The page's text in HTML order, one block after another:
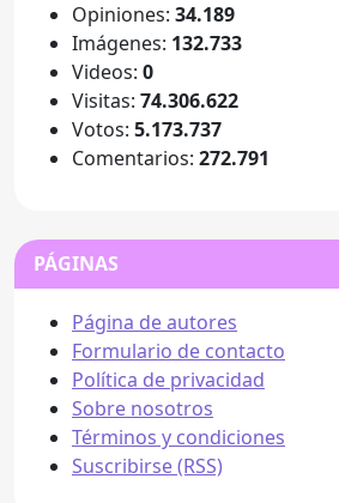
Opiniones: 34.189
Imágenes: 132.733
Videos: 0
Visitas: 74.306.622
Votos: 5.173.737
Comentarios: 272.791
PÁGINAS
Página de autores
Formulario de contacto
Política de privacidad
Sobre nosotros
Términos y condiciones
Suscribirse (RSS)